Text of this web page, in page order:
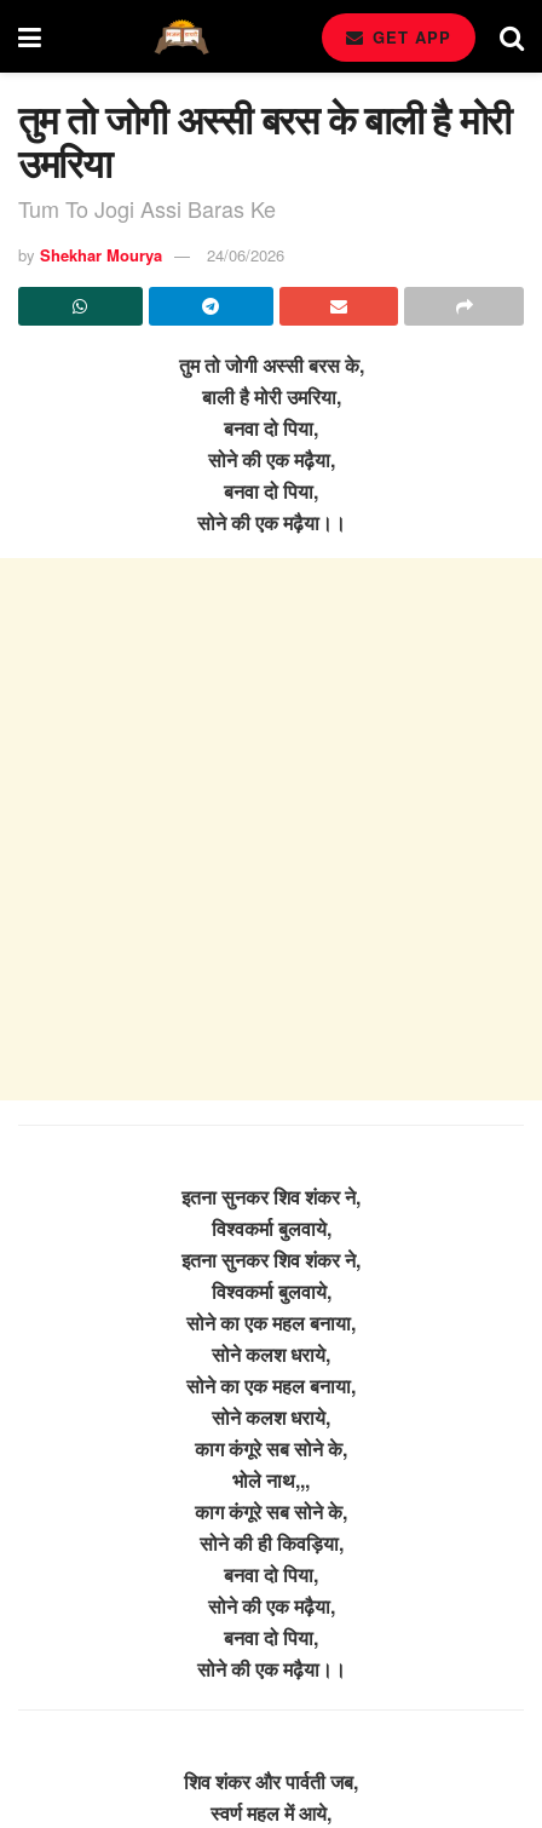
GET APP
तुम तो जोगी अस्सी बरस के बाली है मोरी
उमरिया
Tum To Jogi Assi Baras Ke
by Shekhar Mourya 24/06/2026
तुम तो जोगी अस्सी बरस के,
बाली है मोरी उमरिया,
बनवा दो पिया,
सोने की एक मढ़ैया,
बनवा दो पिया,
सोने की एक मढ़ैया।।
इतना सुनकर शिव शंकर ने,
विश्वकर्मा बुलवाये,
इतना सुनकर शिव शंकर ने,
विश्वकर्मा बुलवाये,
सोने का एक महल बनाया,
सोने कलश धराये,
सोने का एक महल बनाया,
सोने कलश धराये,
काग कंगूरे सब सोने के,
भोले नाथ,,,
काग कंगूरे सब सोने के,
सोने की ही किवड़िया,
बनवा दो पिया,
सोने की एक मढ़ैया,
बनवा दो पिया,
सोने की एक मढ़ैया।।
शिव शंकर और पार्वती जब,
स्वर्ण महल में आये,